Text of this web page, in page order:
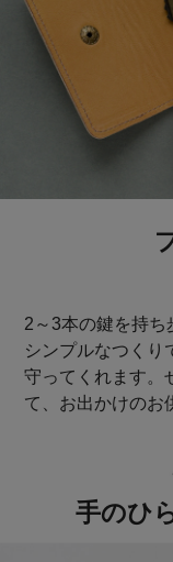
2～3本の鍵を持ち
シンプルなつくり
守ってくれます。
て、お出かけのお
手のひ